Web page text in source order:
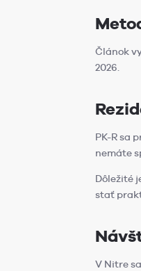
Článok
2026.
PK-R sa
nemáte
Dôležité
stať
V Nitre